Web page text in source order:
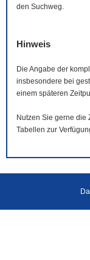
den Suchweg.
Hinweis
Die Angabe der
insbesondere bei
einem späteren
Nutzen Sie gerne die
Tabellen zur